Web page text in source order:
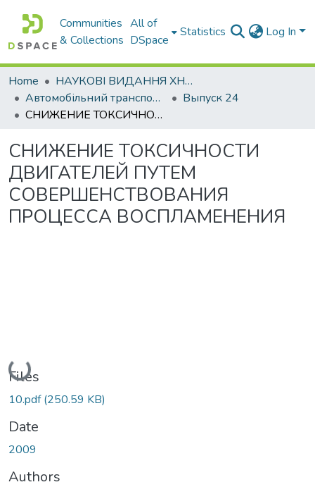
Communities
& Collections
All of
DSpace
Statistics Log In
Home
НАУКОВІ ВИДАННЯ ХНАДУ
Автомобільний транспорт / Автомобильный транспорт
Выпуск 24
СНИЖЕНИЕ ТОКСИЧНОСТИ ДВИГАТЕЛЕЙ ПУТЕМ СОВЕРШЕНСТВОВАНИЯ ПРОЦЕССА ВОСПЛАМЕНЕНИЯ
СНИЖЕНИЕ ТОКСИЧНОСТИ
ДВИГАТЕЛЕЙ ПУТЕМ
СОВЕРШЕНСТВОВАНИЯ
ПРОЦЕССА ВОСПЛАМЕНЕНИЯ
Loading...
Files
10.pdf(250.59 KB)
Date
2009
Authors